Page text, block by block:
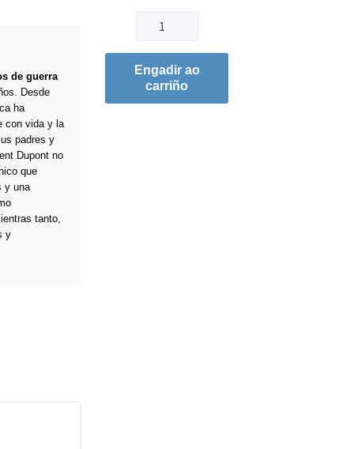
de guerra
Desde
ha
con vida y la
padres y
Dupont no
que
y una
tanto,
y
Engadir ao
carriño